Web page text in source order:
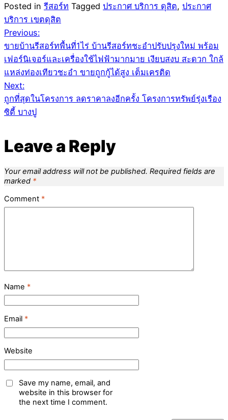
Posted in รีสอร์ท Tagged ประกาศ บริการ ดุสิต, ประกาศ
บริการ เขตดุสิต
Post
navigation
Previous:
ขายบ้านรีสอร์ทพื้นที่1ไร่ บ้านรีสอร์ทชะอำปรับปรุงใหม่ พร้อม
เฟอร์นิเจอร์และเครื่องใช้ไฟฟ้ามากมาย เงียบสงบ สะดวก ใกล้
แหล่งท่องเทียวชะอำ ขายถูกกู้ได้สูง เต็มเครติด
Next:
ถูกที่สุดในโครงการ ลดราคาลงอีกครั้ง โครงการทรัพย์รุ่งเรือง
ซิตี้ บางปู
Leave a Reply
Your email address will not be published. Required fields are
marked *
Comment *
Name *
Email *
Website
Save my name, email, and
website in this browser for
the next time I comment.